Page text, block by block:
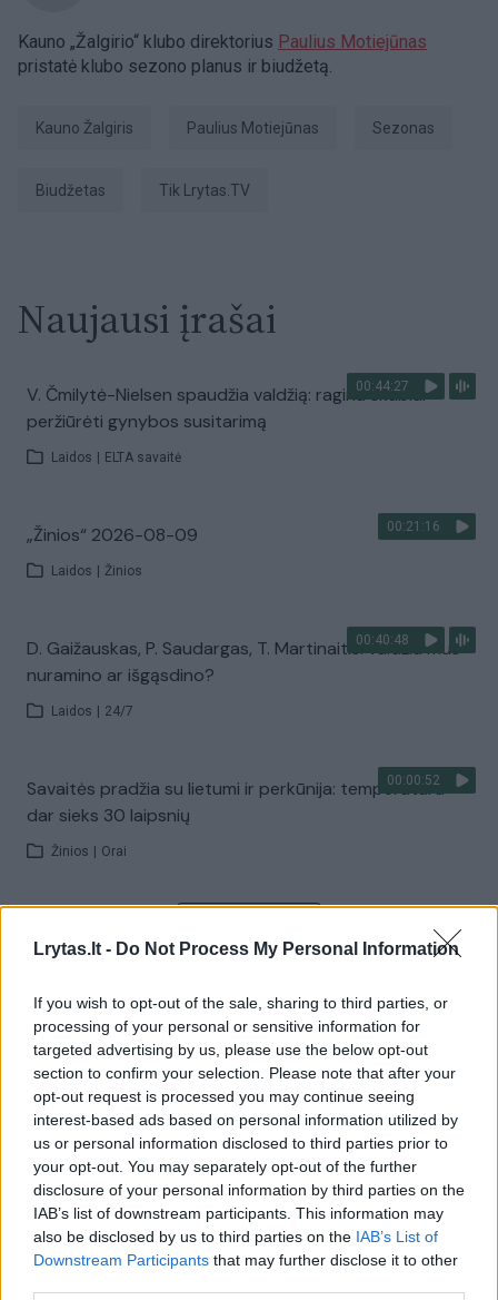
Lrytas.lt - Do Not Process My Personal Information
If you wish to opt-out of the sale, sharing to third parties, or
processing of your personal or sensitive information for
targeted advertising by us, please use the below opt-out
section to confirm your selection. Please note that after your
opt-out request is processed you may continue seeing
interest-based ads based on personal information utilized by
us or personal information disclosed to third parties prior to
your opt-out. You may separately opt-out of the further
disclosure of your personal information by third parties on the
IAB’s list of downstream participants. This information may
also be disclosed by us to third parties on the IAB’s List of
Downstream Participants that may further disclose it to other
Kauno „Žalgirio“ klubo direktorius Paulius Motiejūnas
pristatė klubo sezono planus ir biudžetą.
Kauno Žalgiris Paulius Motiejūnas sezonas
biudžetas tik Lrytas.TV
Naujausi įrašai
00:44:27
V. Čmilytė-Nielsen spaudžia valdžią: ragina skubiai
peržiūrėti gynybos susitarimą
Laidos ELTA savaitė
00:21:16
„Žinios“ 2026-08-09
Laidos Žinios
00:40:48
D. Gaižauskas, P. Saudargas, T. Martinaitis: valdžia mus
nuramino ar išgąsdino?
Laidos 24/7
00:00:52
Savaitės pradžia su lietumi ir perkūnija: temperatūra
dar sieks 30 laipsnių
Žinios Orai
Žiūrimiausi įrašai
00:00:30
Vaizdai iš tragiškos avarijos Vilniaus r.: dviejų moterų ir
vaiko gyvybių išgelbėti nepavyko
Žinios Lietuvos diena
00:00:57
Savaitės vidurys nusimato karštas: temperatūra kils iki